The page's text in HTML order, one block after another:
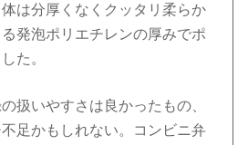
は分厚くなくクッタリ柔らか
発泡ポリエチレンの厚みでポ
た。
扱いやすさは良かったもの、
足かもしれない。コンビニ弁